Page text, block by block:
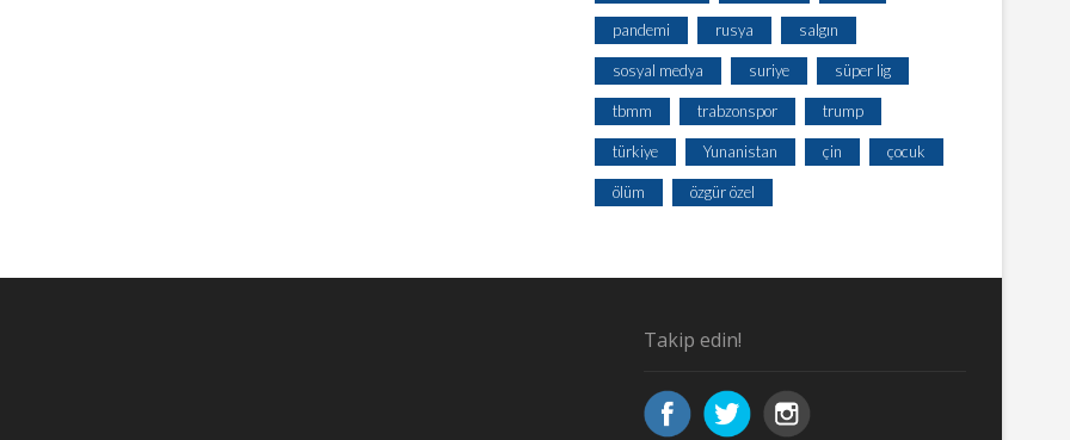
pandemi rusya salgın
sosyal medya suriye süper lig
tbmm trabzonspor trump
türkiye Yunanistan çin çocuk
ölüm özgür özel
Takip edin!